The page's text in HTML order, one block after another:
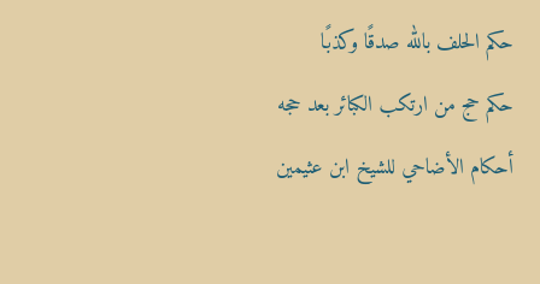
حكم الحلف بالله صدقًا وكذبًا
حكم حج من ارتكب الكبائر بعد حجه
أحكام الأضاحي للشيخ ابن عثيمين